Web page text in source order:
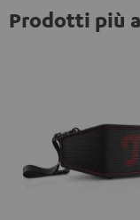
Prodotti più